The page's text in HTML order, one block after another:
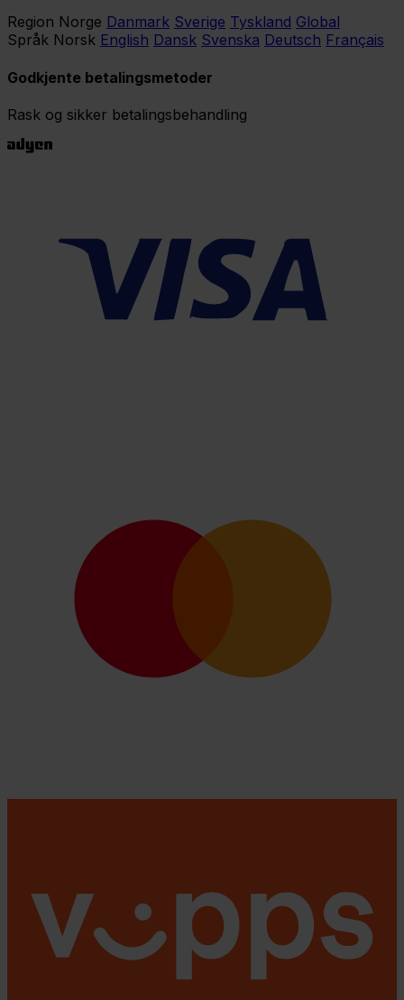
Region Norge Danmark Sverige Tyskland Global
Språk Norsk English Dansk Svenska Deutsch Français
Godkjente betalingsmetoder
Rask og sikker betalingsbehandling